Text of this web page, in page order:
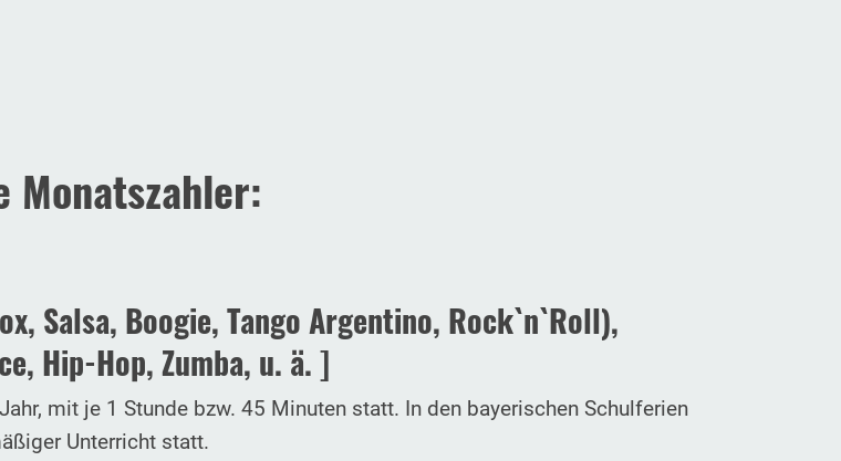
Monatszahler:
Salsa, Boogie, Tango Argentino, Rock`n`Roll),
Hip-Hop, Zumba, u. ä.]
mit je 1 Stunde bzw. 45 Minuten statt. In den bayerischen Schulferien
Unterricht statt.